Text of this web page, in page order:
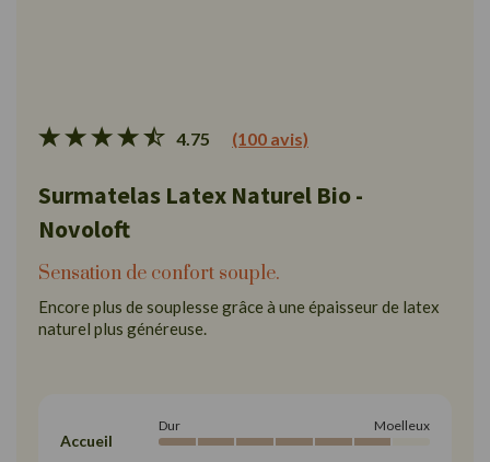
4.75 (100 avis)
Surmatelas Latex Naturel Bio -
Novoloft
Sensation de confort souple.
Encore plus de souplesse grâce à une épaisseur de latex
naturel plus généreuse.
Accueil
Dur Moelleux